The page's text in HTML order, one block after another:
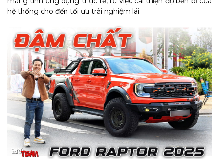
hệ thống cho đến tối ưu trải nghiệm lái.